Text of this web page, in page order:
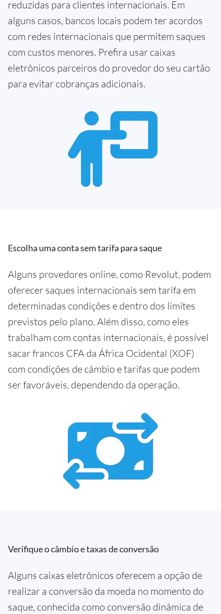
reduzidas para clientes internacionais. Em
alguns casos, bancos locais podem ter acordos
com redes internacionais que permitem saques
com custos menores. Prefira usar caixas
eletrônicos parceiros do provedor do seu cartão
para evitar cobranças adicionais.
Escolha uma conta sem tarifa para saque
Alguns provedores online, como Revolut, podem
oferecer saques internacionais sem tarifa em
determinadas condições e dentro dos limites
previstos pelo plano. Além disso, como eles
trabalham com contas internacionais, é possível
sacar francos CFA da África Ocidental (XOF)
com condições de câmbio e tarifas que podem
ser favoráveis, dependendo da operação.
Verifique o câmbio e taxas de conversão
Alguns caixas eletrônicos oferecem a opção de
realizar a conversão da moeda no momento do
saque, conhecida como conversão dinâmica de